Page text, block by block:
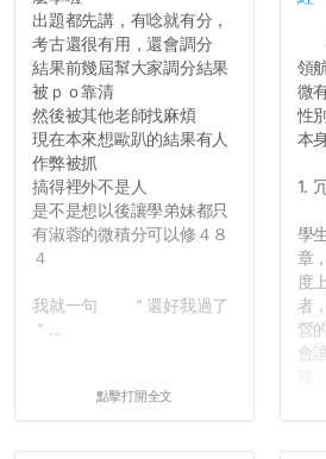
學，你們要瞭解到作弊對你
們而言是沒有任何好處的，
大學是你們唯一可以勇敢認
錯但不需要付出太大代價的
地方，你們在這時候如果不
會學會...
出題都先講，有唸就有分，
考古還很有用，還會調分
結果前幾屆幫大家調分結果
被ｐｏ靠清
然後被其他老師找麻煩
現在本來想歐趴的結果有人
作弊被抓
搞得裡外不是人
是不是想以後讓學弟妹都只
有淑蓉的微積分可以修４８
４
我就一句 ＂還好我過了
＂...
點擊打開全文
領
微
性
本
1.
學
章
度
者
營
會
果